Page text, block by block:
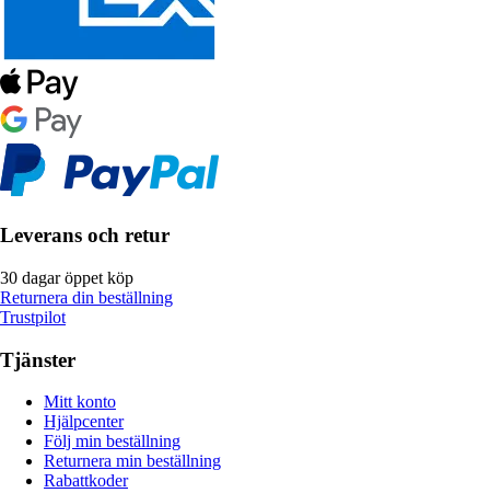
Leverans och retur
30 dagar öppet köp
Returnera din beställning
Trustpilot
Tjänster
Mitt konto
Hjälpcenter
Följ min beställning
Returnera min beställning
Rabattkoder